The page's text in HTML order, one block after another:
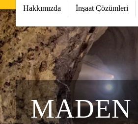
Hakkımızda İnşaat Çözümleri
MADEN